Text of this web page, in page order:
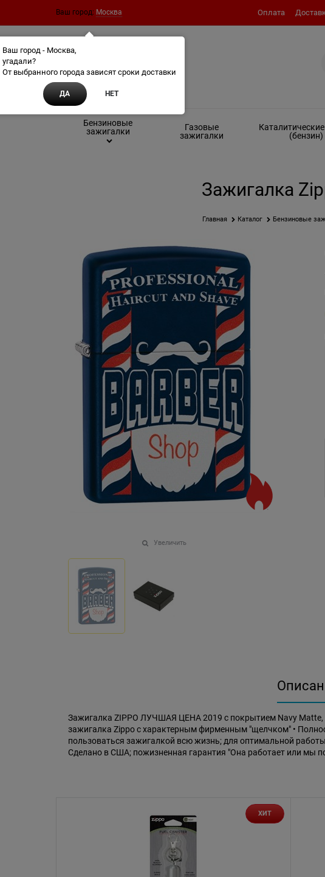
Ваш город: Москва Оплата
Бензиновые
зажигалки
Газовые
зажигалки
(бензин)
Зажигалка
Главная Каталог Бензиновые
Увеличить
Зажигалка ZIPPO ЛУЧШАЯ ЦЕНА 2019 с покрытием Navy Matte,
зажигалка Zippo с характерным фирменным "щелчком" •
пользоваться зажигалкой всю жизнь; для оптимальной
Сделано в США; пожизненная гарантия "Она работает или мы
ХИТ
Ваш город - Москва,
угадали?
От выбранного города зависят сроки доставки
ДА НЕТ